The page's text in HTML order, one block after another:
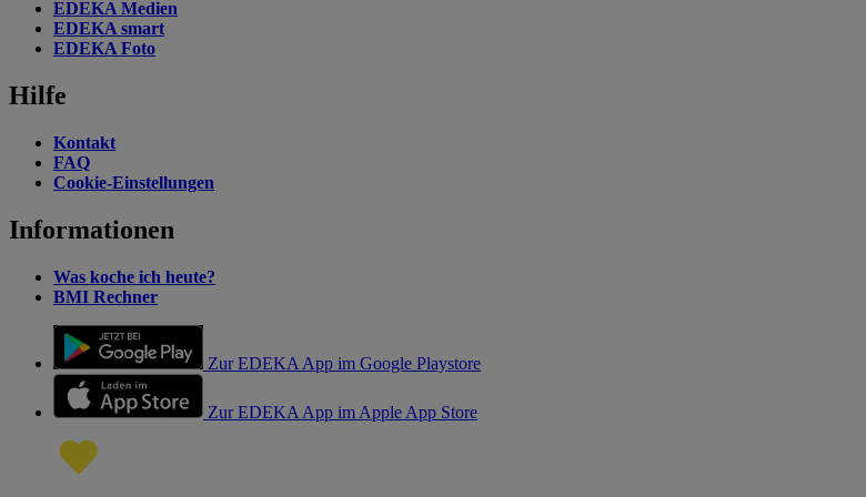
EDEKA Medien
EDEKA smart
EDEKA Foto
Hilfe
Kontakt
FAQ
Cookie-Einstellungen
Informationen
Was koche ich heute?
BMI Rechner
Zur EDEKA App im Google Playstore
Zur EDEKA App im Apple App Store